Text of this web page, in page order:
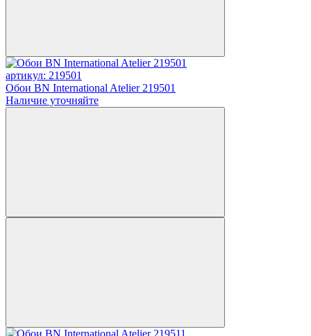
артикул: 219501
Обои BN International Atelier 219501
Наличие уточняйте